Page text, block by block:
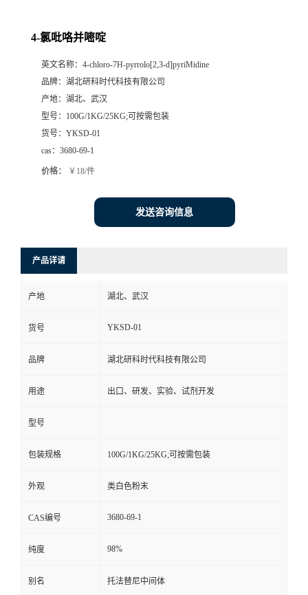
4-氯吡咯并嘧啶
英文名称： 4-chloro-7H-pyrrolo[2,3-d]pyriMidine
品牌： 湖北研科时代科技有限公司
产地： 湖北、武汉
型号： 100G/1KG/25KG;可按需包装
货号： YKSD-01
cas： 3680-69-1
价格： ￥18/件
发送咨询信息
产品详请
产地 湖北、武汉
货号 YKSD-01
品牌 湖北研科时代科技有限公司
用途 出口、研发、实验、试剂开发
型号
包装规格 100G/1KG/25KG;可按需包装
外观 类白色粉末
CAS编号 3680-69-1
纯度 98%
别名 托法替尼中间体